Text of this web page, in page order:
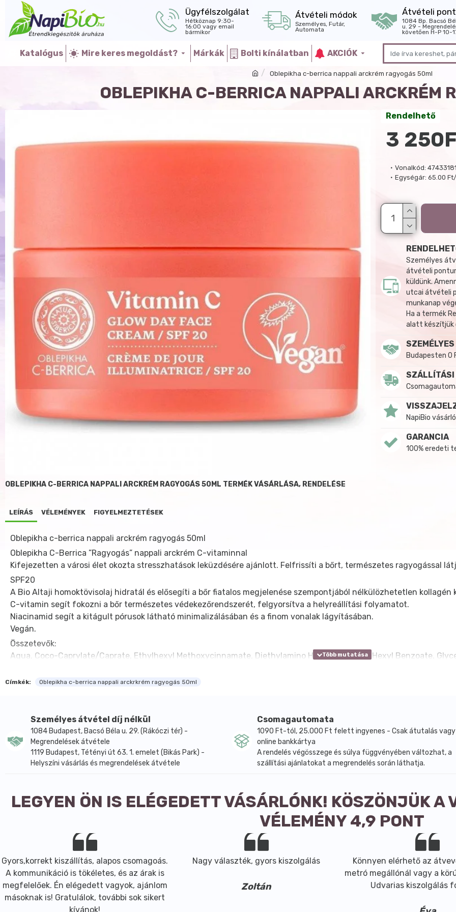
Ügyfélszolgálat
Hétköznap 9:30-
16:00 vagy email
bármikor
Átvételi módok
Személyes, Futár,
Automata
Átvételi pont
1084 Bp. Bacsó
u. 29 -
követően H-P 10-
Katalógus Mire keres megoldást? Márkák Bolti kínálatban AKCIÓK
Oblepikha c-berrica nappali arckrém ragyogás 50ml
OBLEPIKHA C-BERRICA NAPPALI ARCKRÉM
Vonalkód:
Egységár: 65.00
Rendelhető
3
Személyes
átvételi
küldünk.
utcai átvételi
munkanap
Ha a termék
alatt készítjük
Budapesten 0
NapiBio
GARANCIA
100% eredeti
OBLEPIKHA C-BERRICA NAPPALI ARCKRÉM RAGYOGÁS 50ML TERMÉK VÁSÁRLÁSA, RENDELÉSE
LEÍRÁS VÉLEMÉNYEK FIGYELMEZTETÉSEK
Oblepikha c-berrica nappali arckrém ragyogás 50ml
Oblepikha C-Berrica ”Ragyogás” nappali arckrém C-vitaminnal
Kifejezetten a városi élet okozta stresszhatások leküzdésére ajánlott. Felfrissíti a bőrt, természetes ragyogással
SPF20
A Bio Altaji homoktövisolaj hidratál és elősegíti a bőr fiatalos megjelenése szempontjából nélkülözhetetlen kollagén
C-vitamin segít fokozni a bőr természetes védekezőrendszerét, felgyorsítva a helyreállítási folyamatot.
Niacinamid segít a kitágult pórusok látható minimalizálásában és a finom vonalak lágyításában.
Vegán.
Összetevők:
Aqua, Coco-Caprylate/Caprate, Ethylhexyl Methoxycinnamate, Diethylamino Hydroxybenzoyl Hexyl Benzoate,
Asiatica Flower/Leaf/Stem ExtractWH, Usnea Barbata ExtractWH, Schisandra Chinensis ExtractWH, Salvia
Vigyen kis mennyiséget a száraz, tiszta bőrre.
Címkék: Oblepikha c-berrica nappali arckrkrém ragyogás 50ml
Személyes átvétel díj nélkül
1084 Budapest, Bacsó Béla u. 29. (Rákóczi tér) -
Megrendelések átvétele
1119 Budapest, Tétényi út 63. 1. emelet (Bikás Park) -
Helyszíni vásárlás és megrendelések átvétele
Csomagautomata
1090 Ft-tól, 25.000 Ft felett ingyenes - Csak átutalás vagy
online bankkártya
A rendelés végösszege és súlya függvényében változhat, a
szállítási ajánlatokat a megrendelés során láthatja.
LEGYEN ÖN IS ELÉGEDETT VÁSÁRLÓNK! KÖSZÖNJÜK
VÉLEMÉNY 4,9 PONT
Gyors,korrekt kiszállítás, alapos csomagoás.
A kommunikáció is tökéletes, és az árak is
megfelelőek. Én elégedett vagyok, ajánlom
másoknak is! Gratulálok, további sok sikert
kívánok!
Nagy választék, gyors kiszolgálás
Zoltán
Könnyen elérhető az
metró megállónál vagy a
Udvarias kiszolgálás